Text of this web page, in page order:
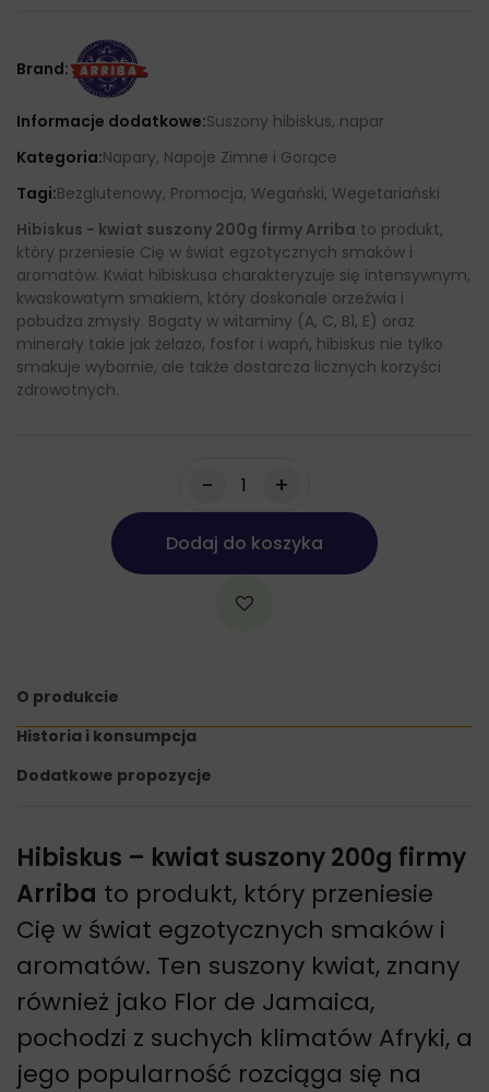
Brand:
Informacje dodatkowe:Suszony hibiskus, napar
Kategoria:Napary, Napoje Zimne i Gorące
Tagi:Bezglutenowy, Promocja, Wegański, Wegetariański
Hibiskus - kwiat suszony 200g firmy Arriba to produkt,
który przeniesie Cię w świat egzotycznych smaków i
aromatów. Kwiat hibiskusa charakteryzuje się intensywnym,
kwaskowatym smakiem, który doskonale orzeźwia i
pobudza zmysły. Bogaty w witaminy (A, C, B1, E) oraz
minerały takie jak żelazo, fosfor i wapń, hibiskus nie tylko
smakuje wybornie, ale także dostarcza licznych korzyści
zdrowotnych.
- +
Dodaj do koszyka
O produkcie
Historia i konsumpcja
Dodatkowe propozycje
Hibiskus – kwiat suszony 200g firmy
Arriba to produkt, który przeniesie
Cię w świat egzotycznych smaków i
aromatów. Ten suszony kwiat, znany
również jako Flor de Jamaica,
pochodzi z suchych klimatów Afryki, a
jego popularność rozciąga się na